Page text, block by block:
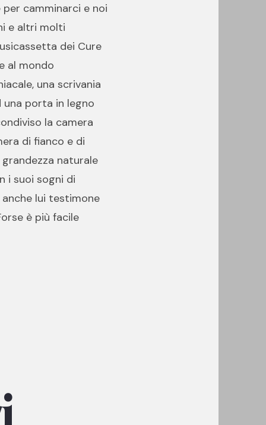
camminarci e noi
e altri molti
dei Cure
al mondo
una scrivania
porta in legno
la camera
di fianco e di
naturale
i suoi sogni di
lui testimone
è più facile